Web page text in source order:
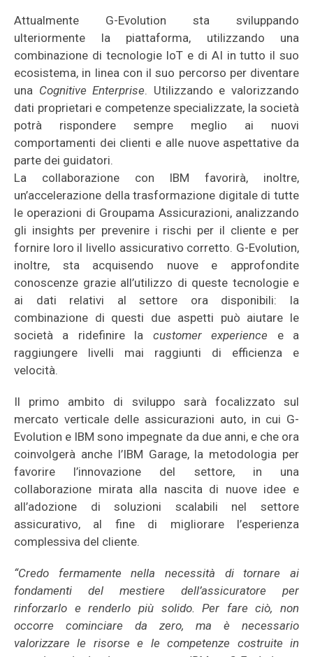
Attualmente G-Evolution sta sviluppando
ulteriormente la piattaforma, utilizzando una
combinazione di tecnologie IoT e di AI in tutto il suo
ecosistema, in linea con il suo percorso per diventare
una Cognitive Enterprise. Utilizzando e valorizzando
dati proprietari e competenze specializzate, la società
potrà rispondere sempre meglio ai nuovi
comportamenti dei clienti e alle nuove aspettative da
parte dei guidatori.
La collaborazione con IBM favorirà, inoltre,
un’accelerazione della trasformazione digitale di tutte
le operazioni di Groupama Assicurazioni, analizzando
gli insights per prevenire i rischi per il cliente e per
fornire loro il livello assicurativo corretto. G-Evolution,
inoltre, sta acquisendo nuove e approfondite
conoscenze grazie all’utilizzo di queste tecnologie e
ai dati relativi al settore ora disponibili: la
combinazione di questi due aspetti può aiutare le
società a ridefinire la customer experience e a
raggiungere livelli mai raggiunti di efficienza e
velocità.
Il primo ambito di sviluppo sarà focalizzato sul
mercato verticale delle assicurazioni auto, in cui G-
Evolution e IBM sono impegnate da due anni, e che ora
coinvolgerà anche l’IBM Garage, la metodologia per
favorire l’innovazione del settore, in una
collaborazione mirata alla nascita di nuove idee e
all’adozione di soluzioni scalabili nel settore
assicurativo, al fine di migliorare l’esperienza
complessiva del cliente.
“Credo fermamente nella necessità di tornare ai
fondamenti del mestiere dell’assicuratore per
rinforzarlo e renderlo più solido. Per fare ciò, non
occorre cominciare da zero, ma è necessario
valorizzare le risorse e le competenze costruite in